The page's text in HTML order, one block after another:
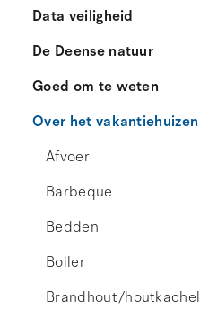
Data veiligheid
De Deense natuur
Goed om te weten
Over het vakantiehuizen
Afvoer
Barbeque
Bedden
Boiler
Brandhout/houtkachel